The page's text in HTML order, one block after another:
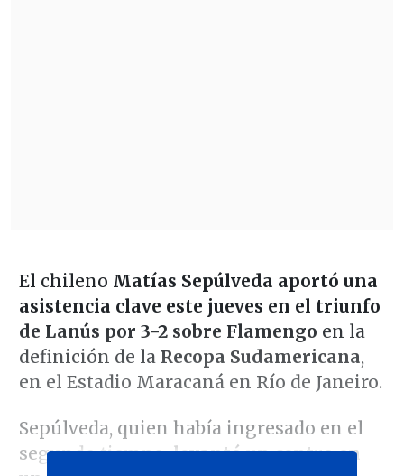
El chileno Matías Sepúlveda aportó una
asistencia clave este jueves en el triunfo
de Lanús por 3-2 sobre Flamengo en la
definición de laRecopa Sudamericana,
en el Estadio Maracaná en Río de Janeiro.
Sepúlveda, quien había ingresado en el
segundo tiempo, levantó un centro en